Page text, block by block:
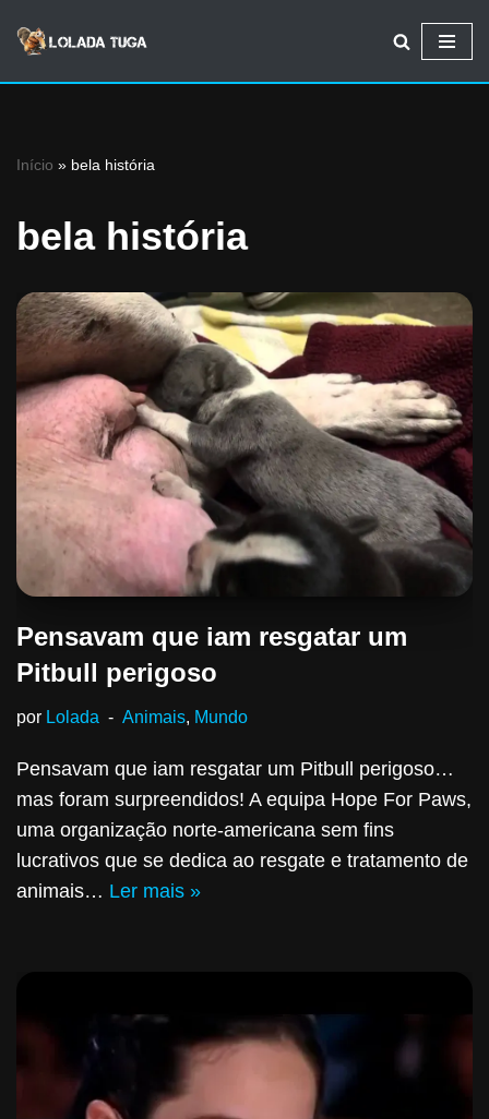
Avançar
Início » bela história
bela história
Pensavam que iam resgatar um
Pitbull perigoso
por Lolada Animais, Mundo
Pensavam que iam resgatar um Pitbull perigoso…
mas foram surpreendidos! A equipa Hope For Paws,
uma organização norte-americana sem fins
lucrativos que se dedica ao resgate e tratamento de
animais… Ler mais »